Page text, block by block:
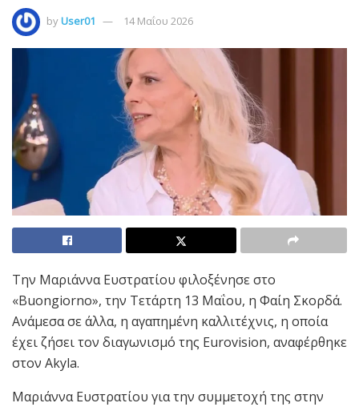
byUser01 14 Μαΐου 2026
Την Μαριάννα Ευστρατίου φιλοξένησε στο
«Buongiorno», την Τετάρτη 13 Μαΐου, η Φαίη Σκορδά.
Ανάμεσα σε άλλα, η αγαπημένη καλλιτέχνις, η οποία
έχει ζήσει τον διαγωνισμό της Eurovision, αναφέρθηκε
στον Akyla.
Μαριάννα Ευστρατίου για την συμμετοχή της στην